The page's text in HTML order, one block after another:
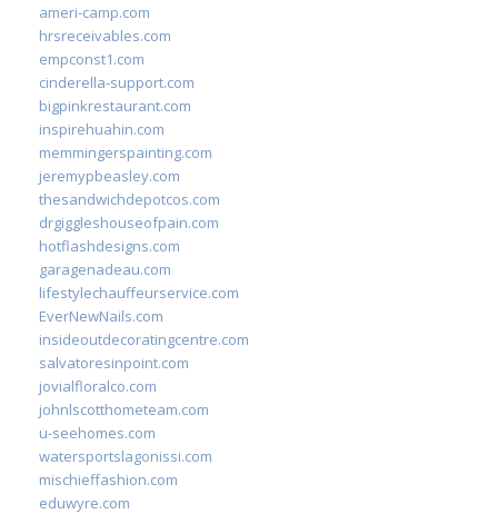
ameri-camp.com
hrsreceivables.com
empconst1.com
cinderella-support.com
bigpinkrestaurant.com
inspirehuahin.com
memmingerspainting.com
jeremypbeasley.com
thesandwichdepotcos.com
drgiggleshouseofpain.com
hotflashdesigns.com
garagenadeau.com
lifestylechauffeurservice.com
EverNewNails.com
insideoutdecoratingcentre.com
salvatoresinpoint.com
jovialfloralco.com
johnlscotthometeam.com
u-seehomes.com
watersportslagonissi.com
mischieffashion.com
eduwyre.com